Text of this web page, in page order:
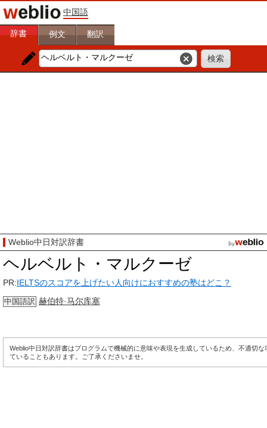
中国語
辞書 例文 翻訳
Weblio中日対訳辞書
ヘルベルト・マルクーゼ
PR:IELTSのスコアを上げたい人向けにおすすめの塾はどこ？
中国語訳 赫伯特·马尔库塞
Weblio中日対訳辞書はプログラムで機械的に意味や表現を生成しているため、不適切な
ていることもあります。ご了承くださいませ。